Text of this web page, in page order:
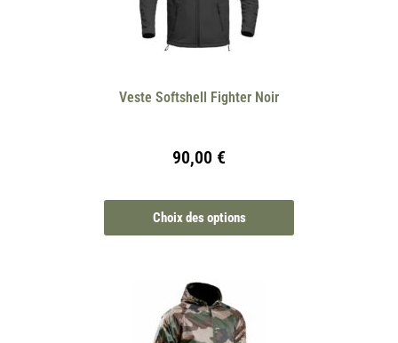
Veste Softshell Fighter Noir
90,00 €
Choix des options